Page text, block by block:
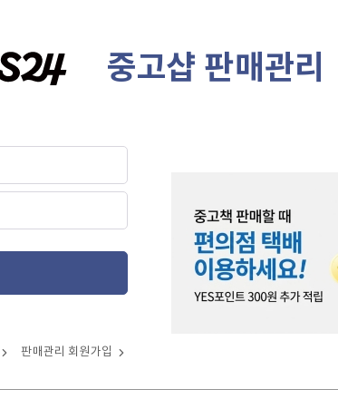
중고샵 판매관리
판매관리 회원가입